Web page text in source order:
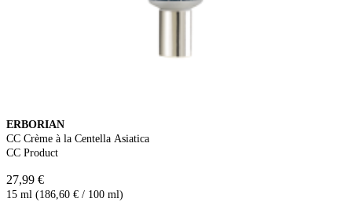
ERBORIAN
CC Crème à la Centella Asiatica
CC Product
27,99 €
15 ml (186,60 € / 100 ml)